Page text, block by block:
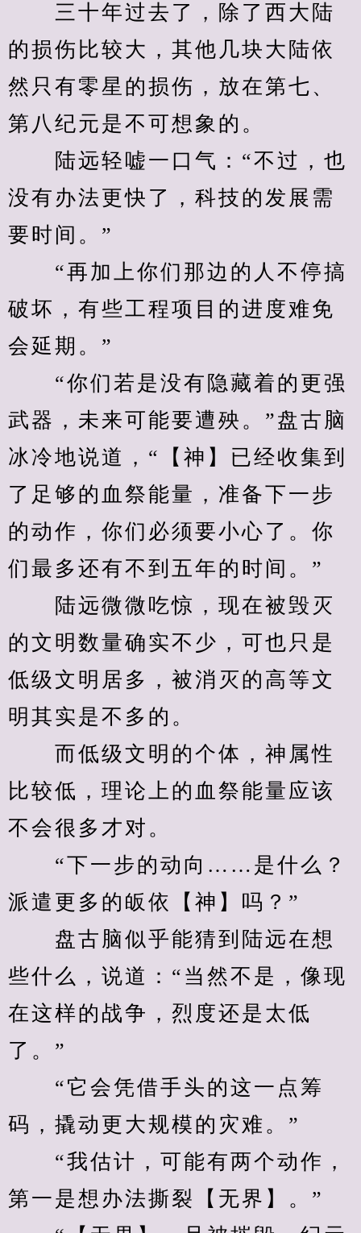
三十年过去了，除了西大陆
的损伤比较大，其他几块大陆依
然只有零星的损伤，放在第七、
第八纪元是不可想象的。
陆远轻嘘一口气：“不过，也
没有办法更快了，科技的发展需
要时间。”
“再加上你们那边的人不停搞
破坏，有些工程项目的进度难免
会延期。”
“你们若是没有隐藏着的更强
武器，未来可能要遭殃。”盘古脑
冰冷地说道，“【神】已经收集到
了足够的血祭能量，准备下一步
的动作，你们必须要小心了。你
们最多还有不到五年的时间。”
陆远微微吃惊，现在被毁灭
的文明数量确实不少，可也只是
低级文明居多，被消灭的高等文
明其实是不多的。
而低级文明的个体，神属性
比较低，理论上的血祭能量应该
不会很多才对。
“下一步的动向……是什么？
派遣更多的皈依【神】吗？”
盘古脑似乎能猜到陆远在想
些什么，说道：“当然不是，像现
在这样的战争，烈度还是太低
了。”
“它会凭借手头的这一点筹
码，撬动更大规模的灾难。”
“我估计，可能有两个动作，
第一是想办法撕裂【无界】。”